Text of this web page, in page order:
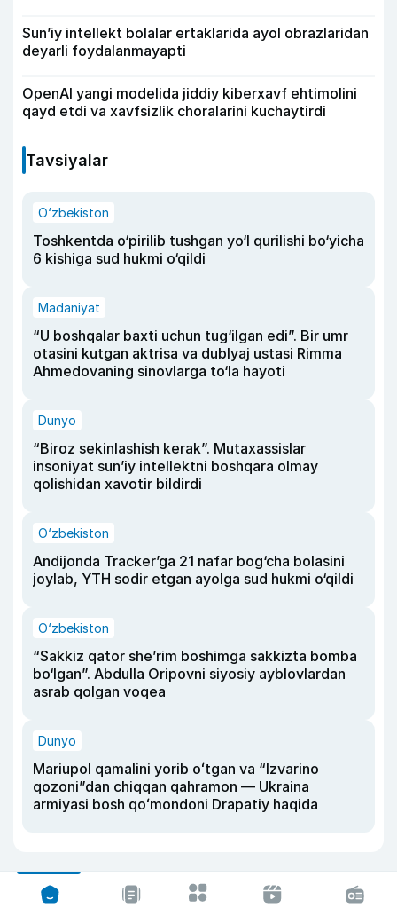
Sun’iy intellekt bolalar ertaklarida ayol obrazlaridan
deyarli foydalanmayapti
OpenAI yangi modelida jiddiy kiberxavf ehtimolini
qayd etdi va xavfsizlik choralarini kuchaytirdi
Tavsiyalar
O‘zbekiston
Toshkentda o‘pirilib tushgan yo‘l qurilishi bo‘yicha
6 kishiga sud hukmi o‘qildi
Madaniyat
“U boshqalar baxti uchun tug‘ilgan edi”. Bir umr
otasini kutgan aktrisa va dublyaj ustasi Rimma
Ahmedovaning sinovlarga to‘la hayoti
Dunyo
“Biroz sekinlashish kerak”. Mutaxassislar
insoniyat sun’iy intellektni boshqara olmay
qolishidan xavotir bildirdi
O‘zbekiston
Andijonda Tracker’ga 21 nafar bog‘cha bolasini
joylab, YTH sodir etgan ayolga sud hukmi o‘qildi
O‘zbekiston
“Sakkiz qator she’rim boshimga sakkizta bomba
bo‘lgan”. Abdulla Oripovni siyosiy ayblovlardan
asrab qolgan voqea
Dunyo
Mariupol qamalini yorib oʻtgan va “Izvarino
qozoni”dan chiqqan qahramon — Ukraina
armiyasi bosh qoʻmondoni Drapatiy haqida